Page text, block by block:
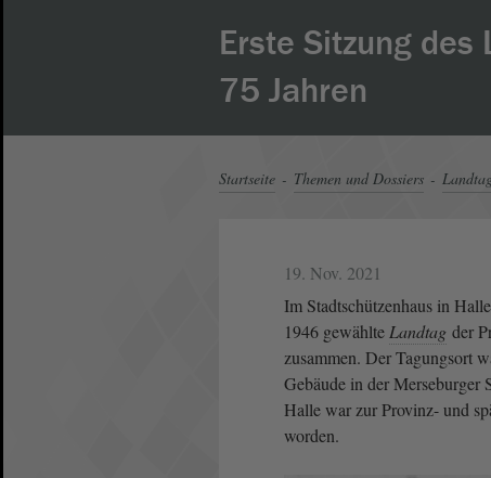
Erste Sitzung des
75 Jahren
Startseite Themen und Dossiers Landtag
19. Nov. 2021
Im Stadtschützenhaus in
1946 gewählte Landtag der
zusammen. Der Tagungsort
Gebäude in der Merseburger
Halle war zur Provinz- und
worden.